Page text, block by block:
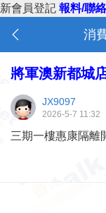
新會員登記 報料/聯
消
將軍澳新都城
JX9097
2026-5-7 11:32
三期一樓惠康隔離